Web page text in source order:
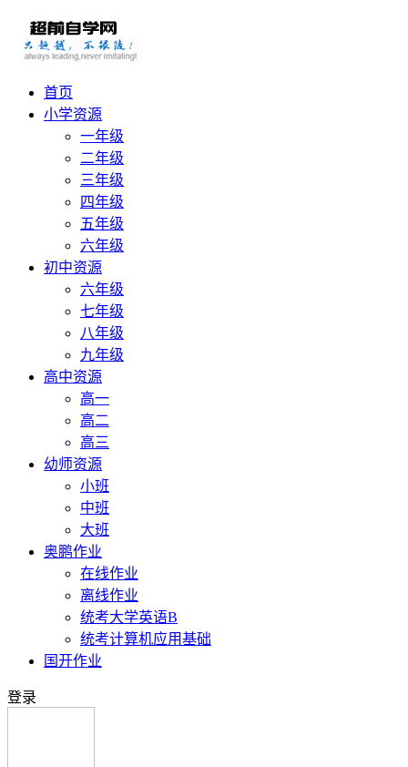
首页
小学资源
一年级
二年级
三年级
四年级
五年级
六年级
初中资源
六年级
七年级
八年级
九年级
高中资源
高一
高二
高三
幼师资源
小班
中班
大班
奥鹏作业
在线作业
离线作业
统考大学英语B
统考计算机应用基础
国开作业
登录